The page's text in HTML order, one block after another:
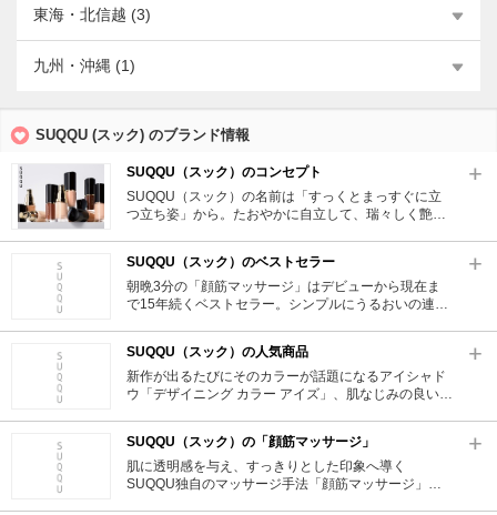
東海・北信越 (3)
九州・沖縄 (1)
SUQQU (スック) のブランド情報
SUQQU（スック）のコンセプト
SUQQU（スック）の名前は「すっくとまっすぐに立
つ立ち姿」から。たおやかに自立して、瑞々しく艶や
SUQQU（スック）が誕生。
SUQQU（スック）のベストセラー
朝晩3分の「顔筋マッサージ」はデビューから現在ま
で15年続くベストセラー。シンプルにうるおいの連鎖
話題。
SUQQU（スック）の人気商品
新作が出るたびにそのカラーが話題になるアイシャド
ウ「デザイニング カラー アイズ」、肌なじみの良いカ
ィック」は限定カラーも度々発売される人気商品★
SUQQU（スック）の「顔筋マッサージ」
肌に透明感を与え、すっきりとした印象へ導く
SUQQU独自のマッサージ手法「顔筋マッサージ」が